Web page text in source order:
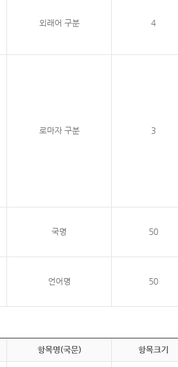
외래어 구분 4
로마자 구분 3
국명 50
언어명 50
항목명(국문) 항목크기